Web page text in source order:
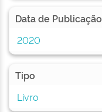
Data de Publicação
2020
Tipo
Livro